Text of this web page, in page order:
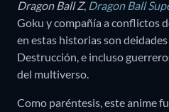
Dragon Ball Z, Dragon Ball
Goku y compañía a conflictos
en estas historias son
Destrucción, e incluso
del multiverso.
Como paréntesis, este anime